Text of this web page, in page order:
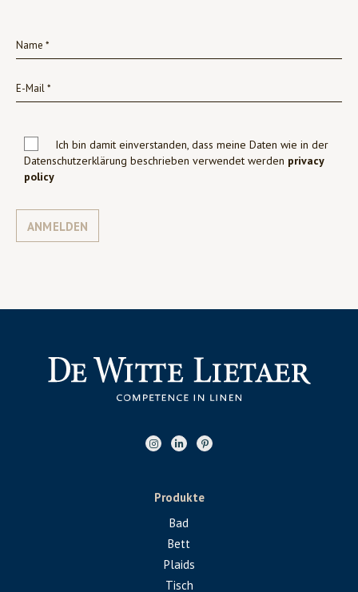
Ich bin damit einverstanden, dass meine Daten wie in der
Datenschutzerklärung beschrieben verwendet werden privacy
policy
ANMELDEN
Produkte
Bad
Bett
Plaids
Tisch